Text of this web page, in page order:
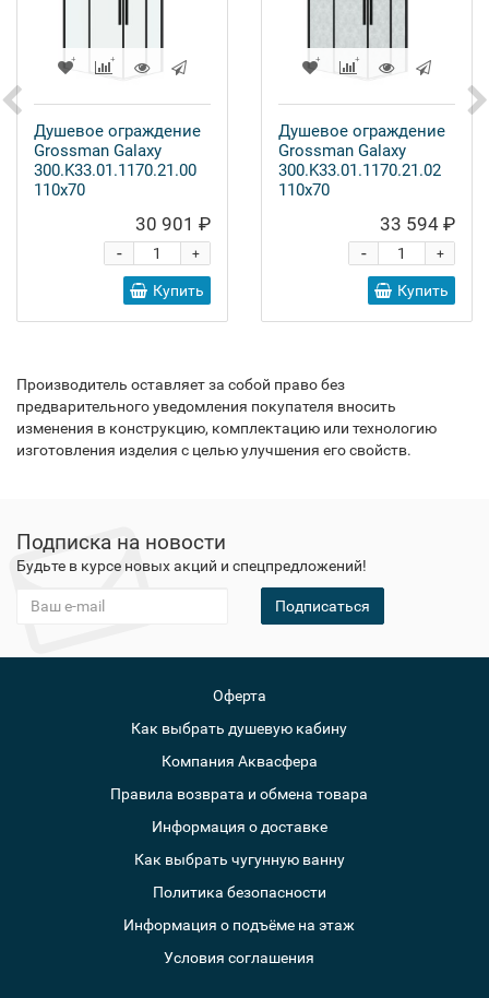
Душевое ограждение
Grossman Galaxy
300.K33.01.1170.21.00
110x70
30 901 ₽
+
-
Купить
Душевое ограждение
Grossman Galaxy
300.K33.01.1170.21.02
110x70
33 594 ₽
+
-
Купить
Производитель оставляет за собой право без
предварительного уведомления покупателя вносить
изменения в конструкцию, комплектацию или технологию
изготовления изделия с целью улучшения его свойств.
Подписка на новости
Будьте в курсе новых акций и спецпредложений!
Подписаться
Оферта
Как выбрать душевую кабину
Компания Аквасфера
Правила возврата и обмена товара
Информация о доставке
Как выбрать чугунную ванну
Политика безопасности
Информация о подъёме на этаж
Условия соглашения